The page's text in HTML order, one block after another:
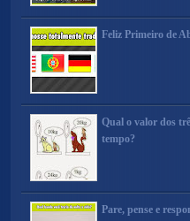
Feliz Primeiro de
Qual o valor dos
tempo?
Pare, pense e